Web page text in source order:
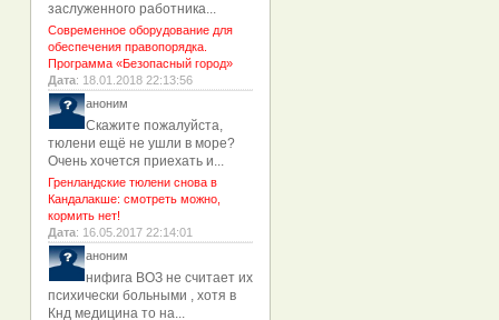
заслуженного работника...
Современное оборудование для
обеспечения правопорядка.
Программа «Безопасный город»
Дата: 18.01.2018 22:13:56
аноним
Скажите пожалуйста,
тюлени ещё не ушли в море?
Очень хочется приехать и...
Гренландские тюлени снова в
Кандалакше: смотреть можно,
кормить нет!
Дата: 16.05.2017 22:14:01
аноним
нифига ВОЗ не считает их
психически больными , хотя в
Кнд медицина то на...